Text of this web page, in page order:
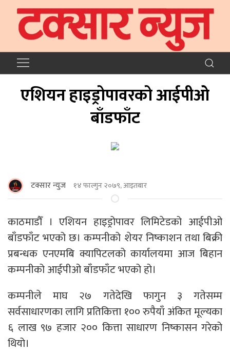
एशियन हाइड्रोपावरको आईपीओ
बाँडफाँट
टक्सार न्युज १४ फाल्गुन २०७९, आइतबार
काठमाडौँ । एशियन हाइड्रोपावर लिमिटेडको आईपीओ
बाँडफाँट भएको छ। कम्पनीको शेयर निष्काशन तथा बिक्री
प्रबन्धक एनएमबि क्यापिटलको कार्यालयमा आज बिहान
कम्पनीको आईपीओ बाँडफाँट भएको हो।
कम्पनीले माघ २७ गतेदेखि फागुन ३ गतेसम्म
सर्वसाधारणका लागि प्रतिकित्ता १०० रुपैयाँ अंकित मूल्यका
६ लाख ९७ हजार २०० कित्ता साधारण निष्कासन गरेको
थियो।